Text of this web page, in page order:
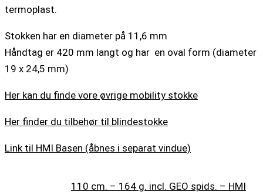
termoplast.
Stokken har en diameter på 11,6 mm
Håndtag er 420 mm langt og har en oval form (diameter
19 x 24,5 mm)
Her kan du finde vore øvrige mobility stokke
Her finder du tilbehør til blindestokke
Link til HMI Basen (åbnes i separat vindue)
110 cm. – 164 g. incl. GEO spids. – HMI